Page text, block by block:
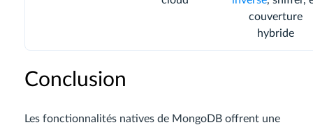
couverture
hybride
Conclusion
Les fonctionnalités natives de MongoDB offrent une